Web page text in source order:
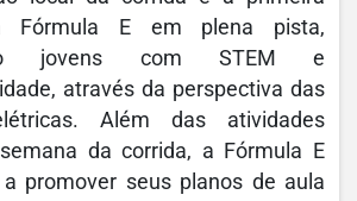
Fórmula E em plena pista,
jovens com STEM e
através da perspectiva das
Além das atividades
da corrida, a Fórmula E
promover seus planos de aula